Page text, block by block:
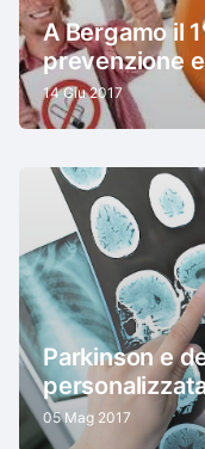
A Bergamo il
prevenzione
14 Giu 2017
Parkinson e
05 Mag 2017